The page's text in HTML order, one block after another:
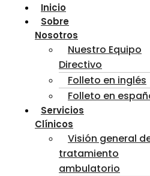
Inicio
Sobre
Nosotros
Nuestro Equipo
Directivo
Folleto en inglés
Folleto en
Servicios
Clínicos
Visión general
tratamiento
ambulatorio